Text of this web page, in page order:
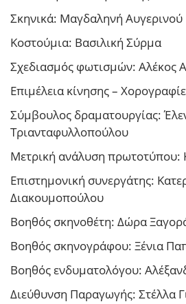
Σκηνικά: Μαγδαληνή Αυγερινού
Κοστούμια: Βασιλική Σύρμα
Σχεδιασμός φωτισμών: Αλέκος
Επιμέλεια κίνησης –
Σύμβουλος δραματουργίας:
Τριανταφυλλοπούλου
Μετρική ανάλυση πρωτοτύπου:
Επιστημονική συνεργάτης:
Διακουμοπούλου
Βοηθός σκηνοθέτη: Δώρα
Βοηθός σκηνογράφου: Ξένια
Βοηθός ενδυματολόγου:
Διεύθυνση Παραγωγής: Στέλλα